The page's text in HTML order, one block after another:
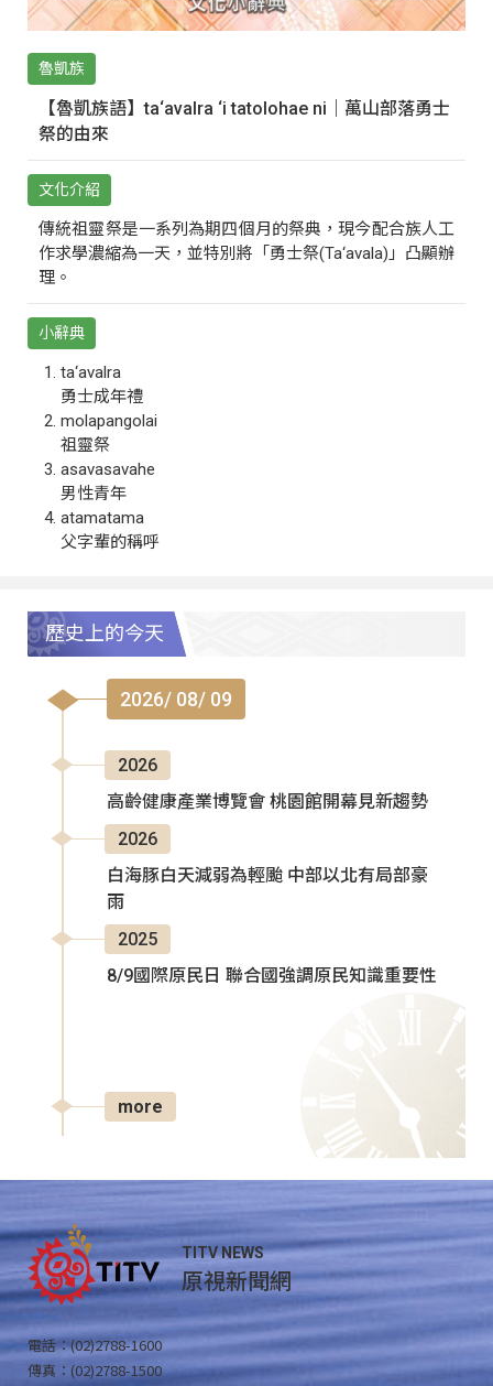
魯凱族
【魯凱族語】ta‘avalra ‘i tatolohae ni｜萬山部落勇士
祭的由來
文化介紹
傳統祖靈祭是一系列為期四個月的祭典，現今配合族人工
作求學濃縮為一天，並特別將「勇士祭(Ta‘avala)」凸顯辦
理。
小辭典
ta‘avalra
勇士成年禮
molapangolai
祖靈祭
asavasavahe
男性青年
atamatama
父字輩的稱呼
歷史上的今天
2026/ 08/ 09
2026
高齡健康產業博覽會 桃園館開幕見新趨勢
2026
白海豚白天減弱為輕颱 中部以北有局部豪
雨
2025
8/9國際原民日 聯合國強調原民知識重要性
more
TITV NEWS
原視新聞網
電話：(02)2788-1600
傳真：(02)2788-1500